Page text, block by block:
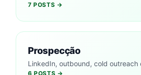
7 POSTS →
Prospecção
LinkedIn, outbound, cold outreach
6 POSTS →